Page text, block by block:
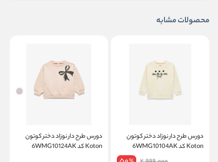
محصولات مشابه
دورس طرح دار نوزاد دختر کوتون
Koton کد 6WMG10104AK
دورس طرح دار نوزاد دختر کوتون
Koton کد 6WMG10124AK